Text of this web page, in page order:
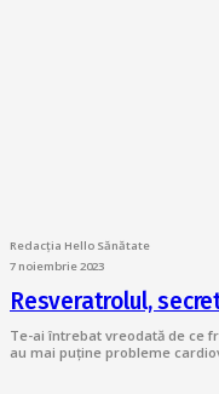
Redacția Hello Sănătate
7 noiembrie 2023
Resveratrolul,
Te-ai întrebat vreodată de ce
au mai puține probleme